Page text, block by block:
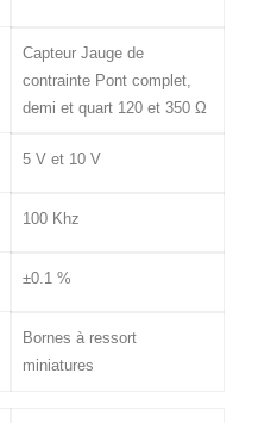
Capteur Jauge de
contrainte Pont complet,
demi et quart 120 et 350 Ω
5 V et 10 V
100 Khz
±0.1 %
Bornes à ressort
miniatures